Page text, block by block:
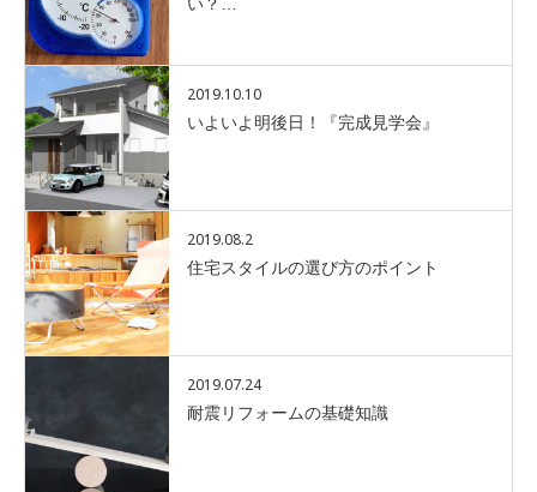
2019.10.10
いよいよ明後日！『完成見学会』
2019.08.2
住宅スタイルの選び方のポイント
2019.07.24
耐震リフォームの基礎知識